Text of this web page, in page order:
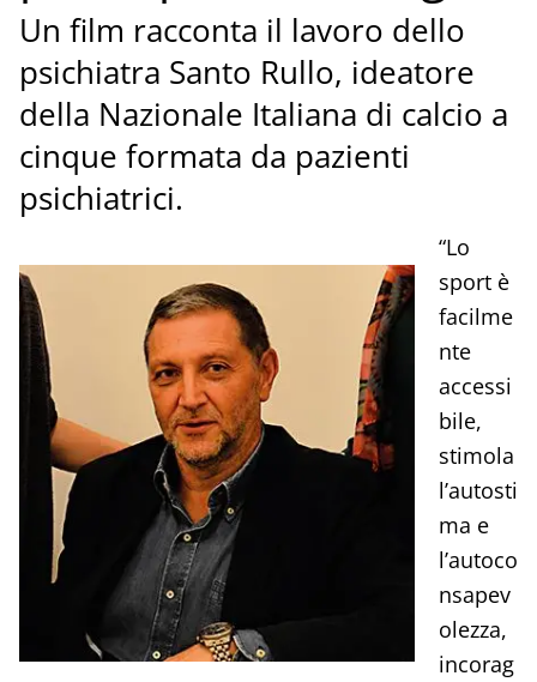
Un film racconta il lavoro dello
psichiatra Santo Rullo, ideatore
della Nazionale Italiana di calcio a
cinque formata da pazienti
psichiatrici.
“Lo
sport è
facilme
nte
accessi
bile,
stimola
l’autosti
ma e
l’autoco
nsapev
olezza,
incorag